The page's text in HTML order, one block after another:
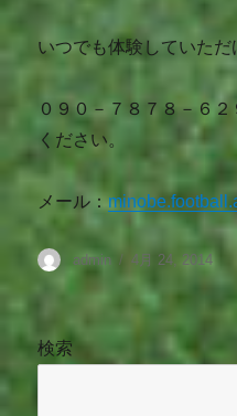
いつでも体験していただ
０９０－７８７８－６
ください。
メール：
admin 4月 24, 2014
検索